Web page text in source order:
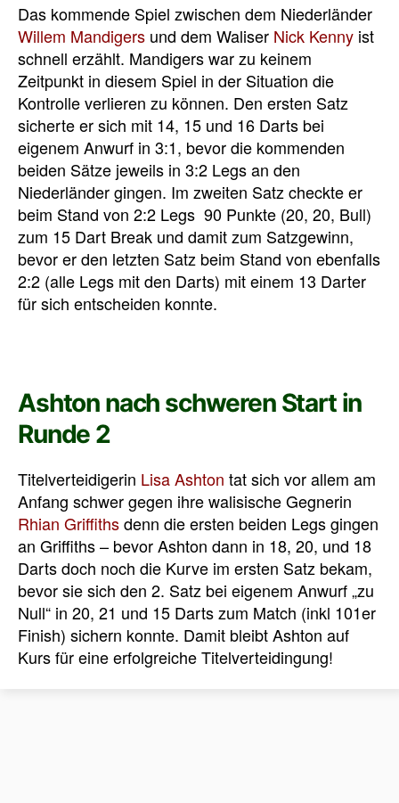
Das kommende Spiel zwischen dem Niederländer
Willem Mandigers und dem Waliser Nick Kenny ist
schnell erzählt. Mandigers war zu keinem
Zeitpunkt in diesem Spiel in der Situation die
Kontrolle verlieren zu können. Den ersten Satz
sicherte er sich mit 14, 15 und 16 Darts bei
eigenem Anwurf in 3:1, bevor die kommenden
beiden Sätze jeweils in 3:2 Legs an den
Niederländer gingen. Im zweiten Satz checkte er
beim Stand von 2:2 Legs 90 Punkte (20, 20, Bull)
zum 15 Dart Break und damit zum Satzgewinn,
bevor er den letzten Satz beim Stand von ebenfalls
2:2 (alle Legs mit den Darts) mit einem 13 Darter
für sich entscheiden konnte.
Ashton nach schweren Start in
Runde 2
Titelverteidigerin Lisa Ashton tat sich vor allem am
Anfang schwer gegen ihre walisische Gegnerin
Rhian Griffithsdenn die ersten beiden Legs gingen
an Griffiths – bevor Ashton dann in 18, 20, und 18
Darts doch noch die Kurve im ersten Satz bekam,
bevor sie sich den 2. Satz bei eigenem Anwurf „zu
Null“ in 20, 21 und 15 Darts zum Match (inkl 101er
Finish) sichern konnte. Damit bleibt Ashton auf
Kurs für eine erfolgreiche Titelverteidingung!